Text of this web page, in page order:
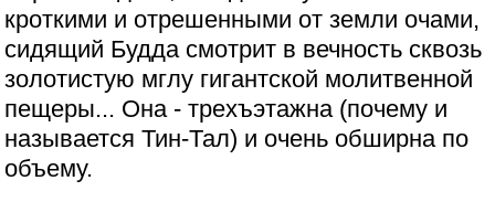
кроткими и отрешенными от земли очами,
сидящий Будда смотрит в вечность сквозь
золотистую мглу гигантской молитвенной
пещеры... Она - трехъэтажна (почему и
называется Тин-Тал) и очень обширна по
объему.